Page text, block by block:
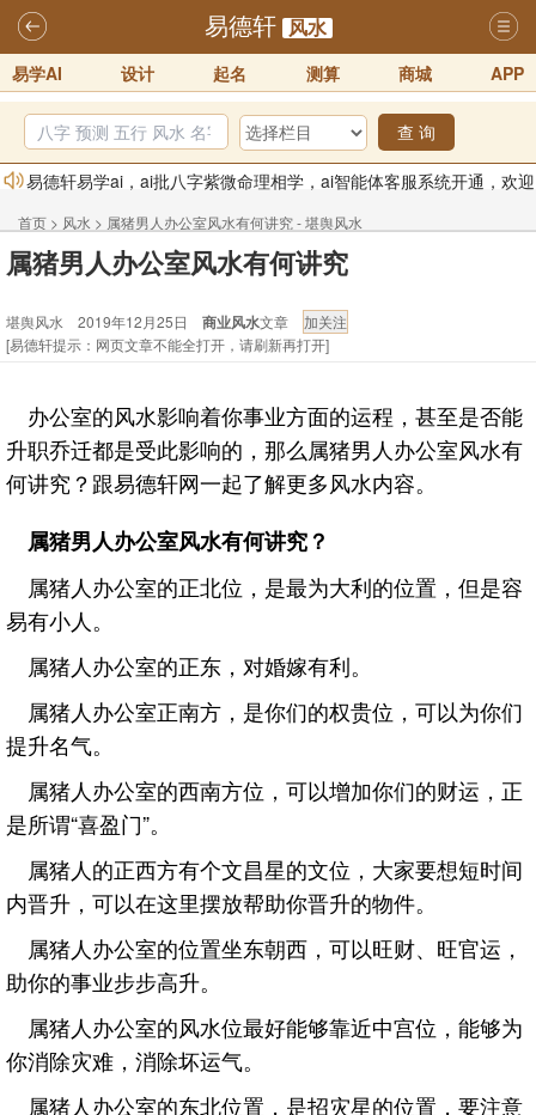
易德轩 风水
易学AI 设计 起名 测算 商城 APP
查 询
易德轩易学ai，ai批八字紫微命理相学，ai智能体客服系统开通，欢迎
体验！！
2025-07-01
易德轩网重构及升能完成，欢迎大家来体验新程序及感觉！！
2026年化太岁锦囊属马、鼠、牛、龙、兔、狗、鸡生肖化太岁开始预
订！！
2025-10-01
易德轩首席风水大师铁笔居士简介！！
2021-9-2
易德轩通告：本网站易德轩商标及LOGO注册声明
2021-9-7
首页 > 风水 > 属猪男人办公室风水有何讲究 - 堪舆风水
属猪男人办公室风水有何讲究
堪舆风水 2019年12月25日 商业风水文章
[易德轩提示：网页文章不能全打开，请刷新再打开]
办公室的风水影响着你事业方面的运程，甚至是否能
升职乔迁都是受此影响的，那么属猪男人办公室风水有
何讲究？跟易德轩网一起了解更多风水内容。
属猪男人办公室风水有何讲究？
属猪人办公室的正北位，是最为大利的位置，但是容
易有小人。
属猪人办公室的正东，对婚嫁有利。
属猪人办公室正南方，是你们的权贵位，可以为你们
提升名气。
属猪人办公室的西南方位，可以增加你们的财运，正
是所谓“喜盈门”。
属猪人的正西方有个文昌星的文位，大家要想短时间
内晋升，可以在这里摆放帮助你晋升的物件。
属猪人办公室的位置坐东朝西，可以旺财、旺官运，
助你的事业步步高升。
属猪人办公室的风水位最好能够靠近中宫位，能够为
你消除灾难，消除坏运气。
属猪人办公室的东北位置，是招灾星的位置，要注意